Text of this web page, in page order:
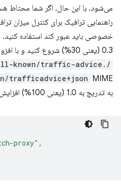
می‌شود. با این حال، اگر شما محتاط
راهنمایی ترافیک برای کنترل میزان
خصوصی باید عبور کند استفاده
0.3 (یعنی 30%) شروع کنید و با افزودن JSON زیر به فایل
/.well-known/traffic-advice
trafficadvice+json
به تدریج به 1.0 (یعنی 100%) افزایش دهید:
proxy" ,